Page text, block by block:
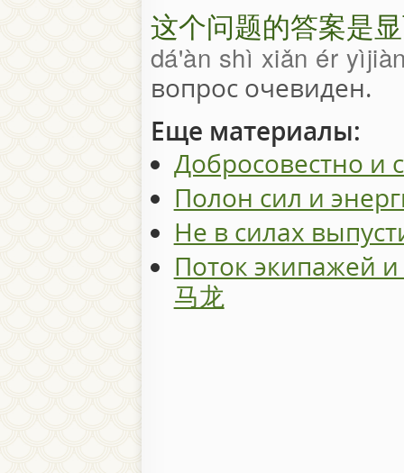
这个问题的答案是
dá'àn shì xiǎn ér
вопрос очевиден.
Еще материалы:
Добросовестно и
Полон сил и
Не в силах
Поток экипажей
马龙